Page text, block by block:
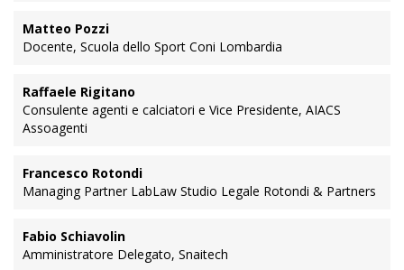
Matteo Pozzi
Docente, Scuola dello Sport Coni Lombardia
Raffaele Rigitano
Consulente agenti e calciatori e Vice Presidente, AIACS
Assoagenti
Francesco Rotondi
Managing Partner LabLaw Studio Legale Rotondi & Partners
Fabio Schiavolin
Amministratore Delegato, Snaitech